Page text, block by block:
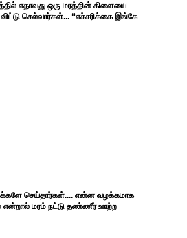
எதாவது ஒரு மரத்தின் கிளையை
விட்டு செல்வார்கள்... “எச்சரிக்கை இங்கே
செய்தார்கள்.... என்ன வழக்கமாக
என்றால் மரம் நட்டு தண்ணீர் ஊற்ற